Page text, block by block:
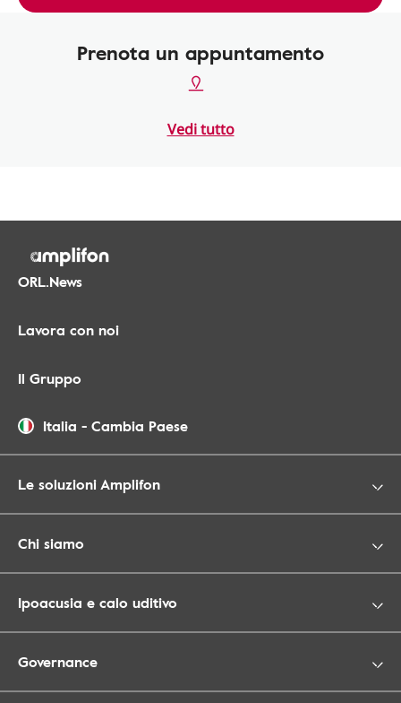
Prenota un appuntamento
Vedi tutto
ORL.News
Lavora con noi
Il Gruppo
Italia - Cambia Paese
Le soluzioni Amplifon
Chi siamo
Ipoacusia e calo uditivo
Governance